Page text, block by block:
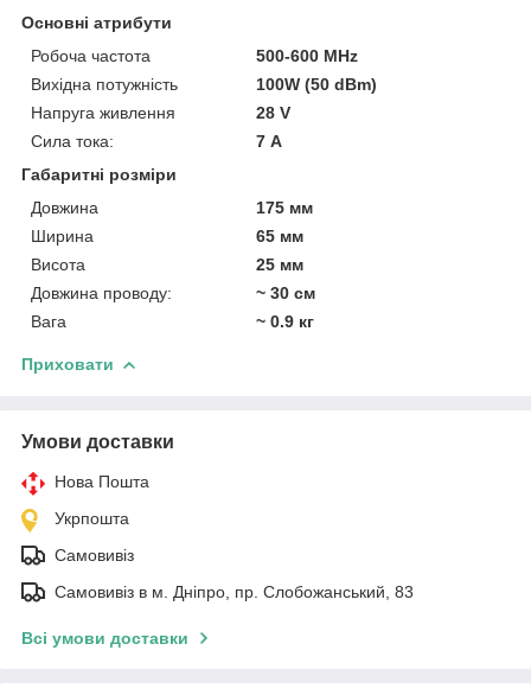
Основні атрибути
Робоча частота
500-600 MHz
Вихідна потужність
100W (50 dBm)
Напруга живлення
28 V
Сила тока:
7 А
Габаритні розміри
Довжина
175 мм
Ширина
65 мм
Висота
25 мм
Довжина проводу:
~ 30 см
Вага
~ 0.9 кг
Приховати
Умови доставки
Нова Пошта
Укрпошта
Самовивіз
Самовивіз в м. Дніпро, пр. Слобожанський, 83
Всі умови доставки